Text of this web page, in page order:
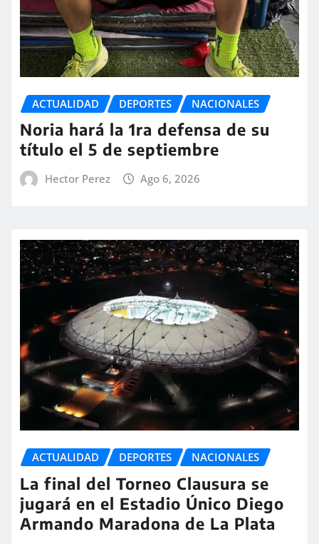
ACTUALIDAD DEPORTES NACIONALES
Noria hará la 1ra defensa de su
título el 5 de septiembre
Hector Perez Ago 6, 2026
ACTUALIDAD DEPORTES NACIONALES
La final del Torneo Clausura se
jugará en el Estadio Único Diego
Armando Maradona de La Plata